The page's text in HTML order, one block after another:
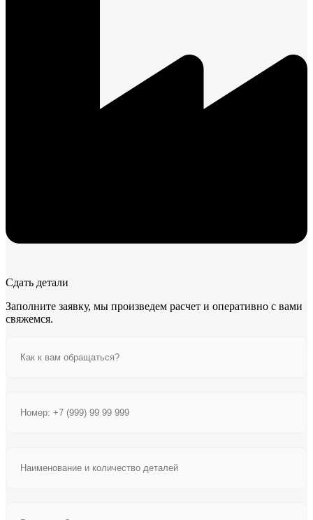
Сдать детали
Заполните заявку, мы произведем расчет и оперативно с вами
свяжемся.